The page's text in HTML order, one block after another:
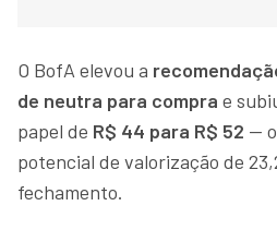
O BofA elevou a
de neutra para compra e
papel de R$ 44 para R$ 52 —
potencial de valorização de
fechamento.